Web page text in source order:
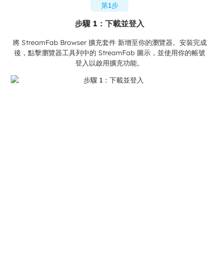
第1步
步驟 1：下載並登入
將 StreamFab Browser 擴充套件 新增至你的瀏覽器。安裝完成
後，點擊瀏覽器工具列中的 StreamFab 圖示，並使用你的帳號
登入以啟用擴充功能。